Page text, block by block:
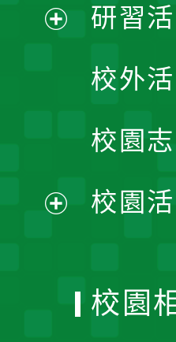
單
研習
校外
校園
校園
校園